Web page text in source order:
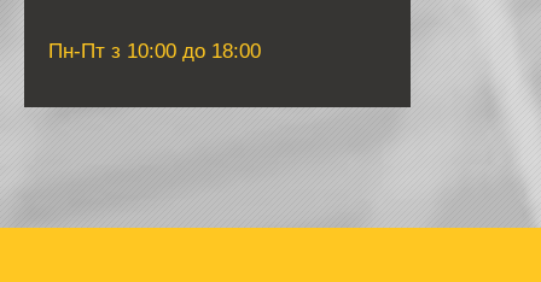
Пн-Пт з 10:00 до 18:00